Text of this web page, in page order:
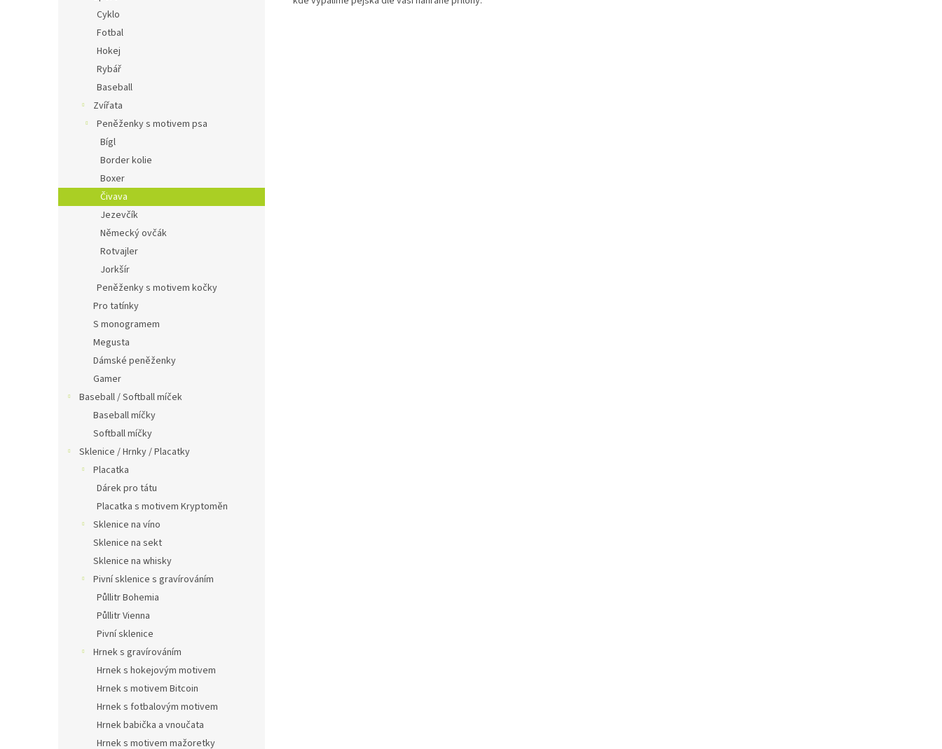
Cyklo
Fotbal
Hokej
Rybář
Baseball
Zvířata
Peněženky s motivem psa
Bígl
Border kolie
Boxer
Čivava
Jezevčík
Německý ovčák
Rotvajler
Jorkšír
Peněženky s motivem kočky
Pro tatínky
S monogramem
Megusta
Dámské peněženky
Gamer
Baseball / Softball míček
Baseball míčky
Softball míčky
Sklenice / Hrnky / Placatky
Placatka
Dárek pro tátu
Placatka s motivem Kryptoměn
Sklenice na víno
Sklenice na sekt
Sklenice na whisky
Pivní sklenice s gravírováním
Půllitr Bohemia
Půllitr Vienna
Pivní sklenice
Hrnek s gravírováním
Hrnek s hokejovým motivem
Hrnek s motivem Bitcoin
Hrnek s fotbalovým motivem
Hrnek babička a vnoučata
Hrnek s motivem mažoretky